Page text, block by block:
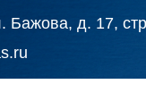
Бажова, д. 17,